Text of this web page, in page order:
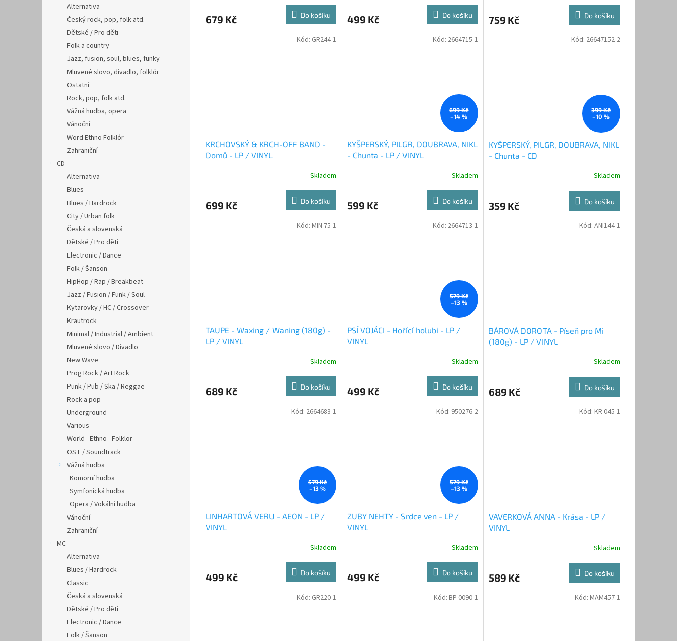
Alternativa
Český rock, pop, folk atd.
Dětské / Pro děti
Folk a country
Jazz, fusion, soul, blues, funky
Mluvené slovo, divadlo, folklór
Ostatní
Rock, pop, folk atd.
Vážná hudba, opera
Vánoční
Word Ethno Folklór
Zahraniční
CD
Alternativa
Blues
Blues / Hardrock
City / Urban folk
Česká a slovenská
Dětské / Pro děti
Electronic / Dance
Folk / Šanson
HipHop / Rap / Breakbeat
Jazz / Fusion / Funk / Soul
Kytarovky / HC / Crossover
Krautrock
Minimal / Industrial / Ambient
Mluvené slovo / Divadlo
New Wave
Prog Rock / Art Rock
Punk / Pub / Ska / Reggae
Rock a pop
Underground
Various
World - Ethno - Folklor
OST / Soundtrack
Vážná hudba
Komorní hudba
Symfonická hudba
Opera / Vokální hudba
Vánoční
Zahraniční
MC
Alternativa
Blues / Hardrock
Classic
Česká a slovenská
Dětské / Pro děti
Electronic / Dance
Folk / Šanson
679 Kč Do košíku 499 Kč Do košíku 759 Kč Do košíku
KRCHOVSKÝ & KRCH-OFF BAND -
Domů - LP / VINYL
Skladem
699 Kč Do košíku
Kód: GR244-1
699 Kč
–14 %
KYŠPERSKÝ, PILGR, DOUBRAVA, NIKL
- Chunta - LP / VINYL
Skladem
599 Kč Do košíku
Kód: 2664715-1
399 Kč
–10 %
KYŠPERSKÝ, PILGR, DOUBRAVA, NIKL
- Chunta - CD
Skladem
359 Kč Do košíku
Kód: 26647152-2
TAUPE - Waxing / Waning (180g) -
LP / VINYL
Skladem
689 Kč Do košíku
Kód: MIN 75-1
579 Kč
–13 %
PSÍ VOJÁCI - Hořící holubi - LP /
VINYL
Skladem
499 Kč Do košíku
Kód: 2664713-1
BÁROVÁ DOROTA - Píseň pro Mi
(180g) - LP / VINYL
Skladem
689 Kč Do košíku
Kód: ANI144-1
579 Kč
–13 %
LINHARTOVÁ VERU - AEON - LP /
VINYL
Skladem
499 Kč Do košíku
Kód: 2664683-1
579 Kč
–13 %
ZUBY NEHTY - Srdce ven - LP /
VINYL
Skladem
499 Kč Do košíku
Kód: 950276-2
VAVERKOVÁ ANNA - Krása - LP /
VINYL
Skladem
589 Kč Do košíku
Kód: KR 045-1
Kód: GR220-1 Kód: BP 0090-1 Kód: MAM457-1